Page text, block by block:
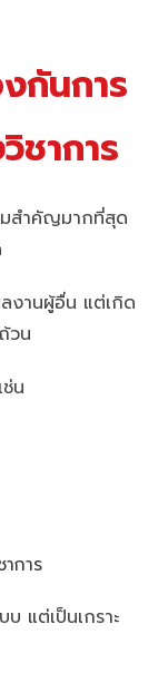
กันการ
ชาการ
มสำคัญมากที่สุด
งานผู้อื่น แต่เกิด
วน
น
การ
แต่เป็นเกราะ